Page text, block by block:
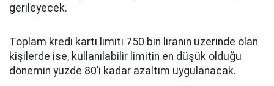
gerileyecek.
Toplam kredi kartı limiti 750 bin liranın üzerinde olan
kişilerde ise, kullanılabilir limitin en düşük olduğu
dönemin yüzde 80’i kadar azaltım uygulanacak.